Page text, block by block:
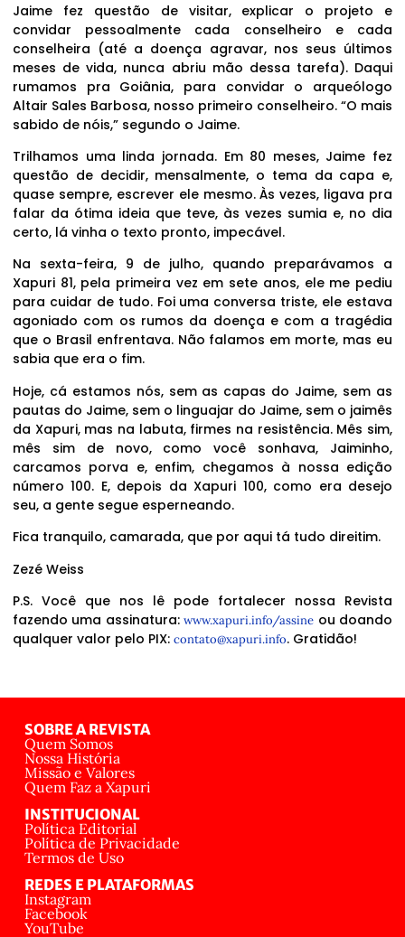
Jaime fez questão de visitar, explicar o projeto e
convidar pessoalmente cada conselheiro e cada
conselheira (até a doença agravar, nos seus últimos
meses de vida, nunca abriu mão dessa tarefa). Daqui
rumamos pra Goiânia, para convidar o arqueólogo
Altair Sales Barbosa, nosso primeiro conselheiro. “O mais
sabido de nóis,” segundo o Jaime.
Trilhamos uma linda jornada. Em 80 meses, Jaime fez
questão de decidir, mensalmente, o tema da capa e,
quase sempre, escrever ele mesmo. Às vezes, ligava pra
falar da ótima ideia que teve, às vezes sumia e, no dia
certo, lá vinha o texto pronto, impecável.
Na sexta-feira, 9 de julho, quando preparávamos a
Xapuri 81, pela primeira vez em sete anos, ele me pediu
para cuidar de tudo. Foi uma conversa triste, ele estava
agoniado com os rumos da doença e com a tragédia
que o Brasil enfrentava. Não falamos em morte, mas eu
sabia que era o fim.
Hoje, cá estamos nós, sem as capas do Jaime, sem as
pautas do Jaime, sem o linguajar do Jaime, sem o jaimês
da Xapuri, mas na labuta, firmes na resistência. Mês sim,
mês sim de novo, como você sonhava, Jaiminho,
carcamos porva e, enfim, chegamos à nossa edição
número 100. E, depois da Xapuri 100, como era desejo
seu, a gente segue esperneando.
Fica tranquilo, camarada, que por aqui tá tudo direitim.
Zezé Weiss
P.S. Você que nos lê pode fortalecer nossa Revista
fazendo uma assinatura:www.xapuri.info/assine ou doando
qualquer valor pelo PIX: contato@xapuri.info. Gratidão!
SOBRE A REVISTA
Quem Somos
Nossa História
Missão e Valores
Quem Faz a Xapuri
INSTITUCIONAL
Política Editorial
Política de Privacidade
Termos de Uso
REDES E PLATAFORMAS
Instagram
Facebook
YouTube